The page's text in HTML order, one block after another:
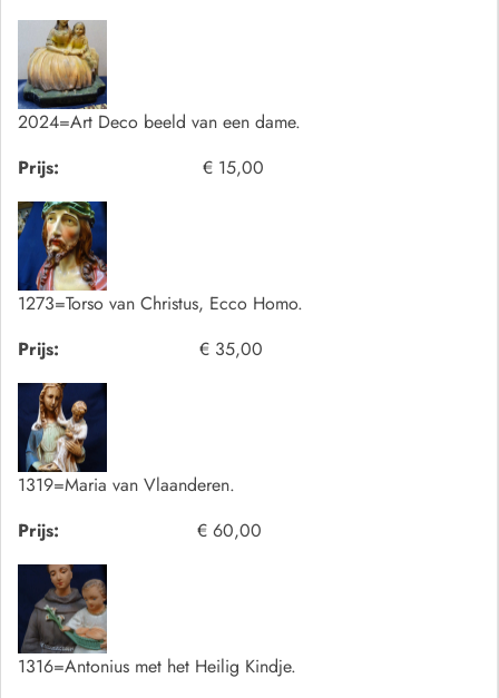
2024=Art Deco beeld van een dame.
Prijs:
€ 15,00
1273=Torso van Christus, Ecco Homo.
Prijs:
€ 35,00
1319=Maria van Vlaanderen.
Prijs:
€ 60,00
1316=Antonius met het Heilig Kindje.